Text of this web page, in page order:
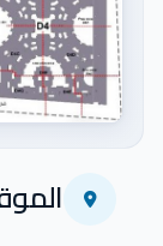
اضغط للتكبير